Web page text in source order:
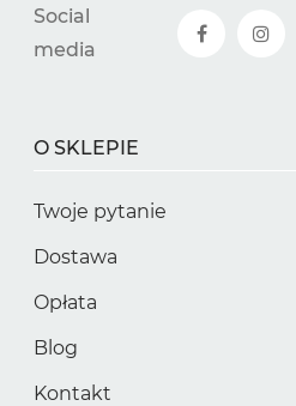
Social
media
O SKLEPIE
Twoje pytanie
Dostawa
Opłata
Blog
Kontakt